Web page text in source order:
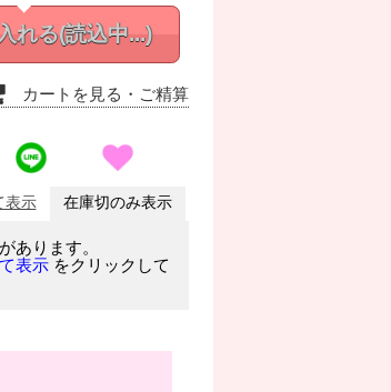
れる(読込中...)
カートを見る ・ご精算
表示 在庫切のみ表示
あります。
表示 をクリックして